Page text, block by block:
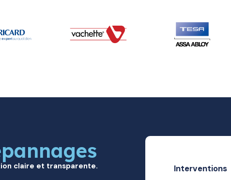
claire et transparente.
Interventions